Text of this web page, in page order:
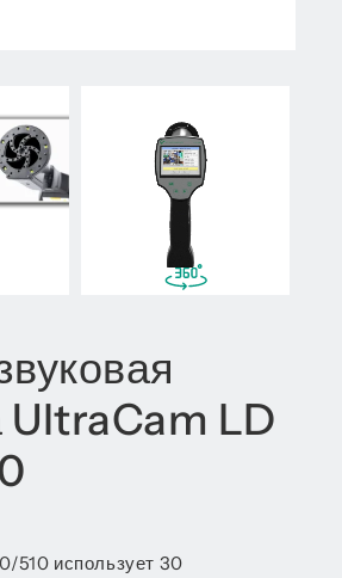
UltraCam LD
510 использует 30